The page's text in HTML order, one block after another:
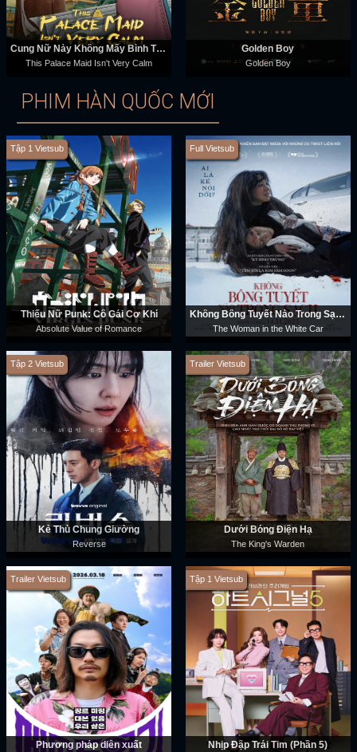
Cung Nữ Này Không Mấy Bình Tĩnh
This Palace Maid Isn't Very Calm
Golden Boy
Golden Boy
PHIM HÀN QUỐC MỚI
Tập 1 Vietsub
Thiếu Nữ Punk: Cô Gái Cơ Khí
Absolute Value of Romance
Full Vietsub
Không Bông Tuyết Nào Trong Sạch
The Woman in the White Car
Tập 2 Vietsub
Kẻ Thù Chung Giường
Reverse
Trailer Vietsub
Dưới Bóng Điện Hạ
The King's Warden
Trailer Vietsub
Phương pháp diễn xuất
Tập 1 Vietsub
Nhịp Đập Trái Tim (Phần 5)